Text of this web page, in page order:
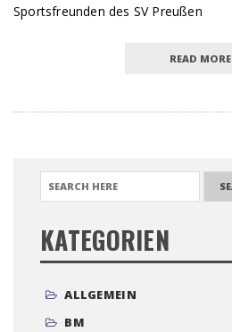
Sportsfreunden des SV Preußen
READ MORE
SEARCH FOR:
KATEGORIEN
ALLGEMEIN
BM